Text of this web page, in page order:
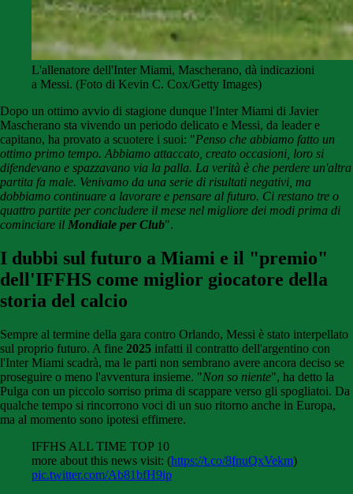
L'allenatore dell'Inter Miami, Mascherano, dà indicazioni
a Messi. (Foto di Kevin C. Cox/Getty Images)
Dopo un ottimo avvio di stagione dunque l'Inter Miami di Javier
Mascherano sta vivendo un periodo delicato e Messi, da leader e
capitano, ha provato a scuotere i suoi: "Penso che abbiamo fatto un
ottimo primo tempo. Abbiamo attaccato, creato occasioni, loro si
difendevano e spazzavano via la palla. La verità è che perdere un'altra
partita fa male. Venivamo da una serie di risultati negativi, ma
dobbiamo continuare a lavorare e pensare al futuro. Ci restano tre o
quattro partite per concludere il mese nel migliore dei modi prima di
cominciare il Mondiale per Club".
I dubbi sul futuro a Miami e il "premio"
dell'IFFHS come miglior giocatore della
storia del calcio
Sempre al termine della gara contro Orlando, Messi è stato interpellato
sul proprio futuro. A fine 2025 infatti il contratto dell'argentino con
l'Inter Miami scadrà, ma le parti non sembrano avere ancora deciso se
proseguire o meno l'avventura insieme. "Non so niente", ha detto la
Pulga con un piccolo sorriso prima di scappare verso gli spogliatoi. Da
qualche tempo si rincorrono voci di un suo ritorno anche in Europa,
ma al momento sono ipotesi effimere.
IFFHS ALL TIME TOP 10
more about this news visit: (https://t.co/8fnuQxVekm)
pic.twitter.com/Ab81bfH9ip